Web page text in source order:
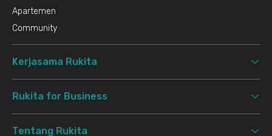
Apartemen
Community
Kerjasama Rukita
Rukita for Business
Tentang Rukita